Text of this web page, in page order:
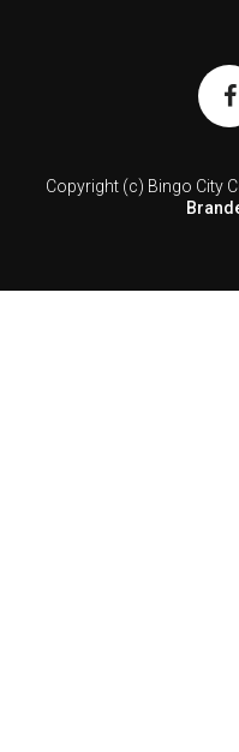
Copyright (c) Bingo City